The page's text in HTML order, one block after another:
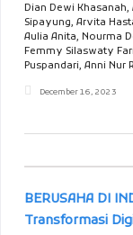
Dian Dewi Khasanah,
Sipayung, Arvita
Aulia Anita, Nourma
Femmy Silaswaty
Puspandari, Anni Nur
December 16, 2023
BERUSAHA DI
Transformasi